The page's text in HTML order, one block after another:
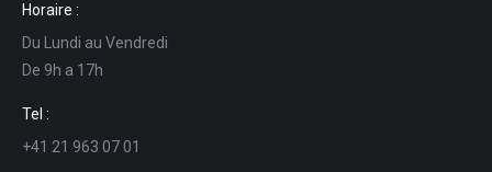
opens
in
new
window
opens
in
new
in
in
Horaire :
Du Lundi au Vendredi
De 9h a 17h
Tel :
+41 21 963 07 01